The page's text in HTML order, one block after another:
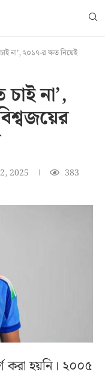
না’, ২০১৭-র ক্ষত নিয়েই
না’,
2025
383
করা হয়নি। ২০০৫